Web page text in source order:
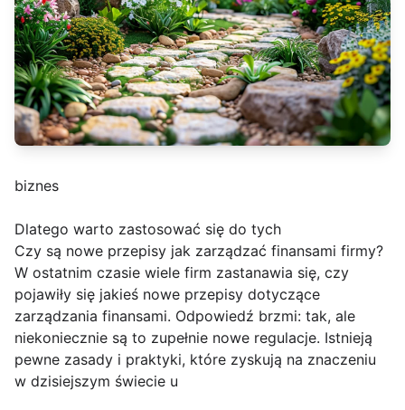
biznes
Dlatego warto zastosować się do tych
Czy są nowe przepisy jak zarządzać finansami firmy?
W ostatnim czasie wiele firm zastanawia się, czy
pojawiły się jakieś nowe przepisy dotyczące
zarządzania finansami. Odpowiedź brzmi: tak, ale
niekoniecznie są to zupełnie nowe regulacje. Istnieją
pewne zasady i praktyki, które zyskują na znaczeniu
w dzisiejszym świecie u